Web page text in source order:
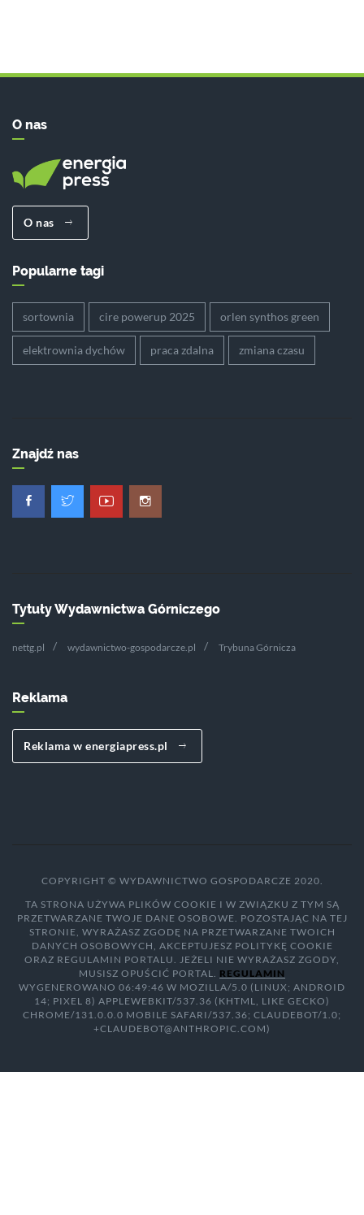
O nas
O nas
Popularne tagi
sortownia cire powerup 2025 orlen synthos green
elektrownia dychów praca zdalna zmiana czasu
Znajdź nas
Tytuły Wydawnictwa Górniczego
nettg.pl wydawnictwo-gospodarcze.pl Trybuna Górnicza
Reklama
Reklama w energiapress.pl
COPYRIGHT © WYDAWNICTWO GOSPODARCZE 2020.
TA STRONA UŻYWA PLIKÓW COOKIE I W ZWIĄZKU Z TYM SĄ
PRZETWARZANE TWOJE DANE OSOBOWE. POZOSTAJĄC NA TEJ
STRONIE, WYRAŻASZ ZGODĘ NA PRZETWARZANE TWOICH
DANYCH OSOBOWYCH, AKCEPTUJESZ POLITYKĘ COOKIE
ORAZ REGULAMIN PORTALU. JEŻELI NIE WYRAŻASZ ZGODY,
MUSISZ OPUŚCIĆ PORTAL. REGULAMIN
WYGENEROWANO 06:49:46 W MOZILLA/5.0 (LINUX; ANDROID
14; PIXEL 8) APPLEWEBKIT/537.36 (KHTML, LIKE GECKO)
CHROME/131.0.0.0 MOBILE SAFARI/537.36; CLAUDEBOT/1.0;
+CLAUDEBOT@ANTHROPIC.COM)